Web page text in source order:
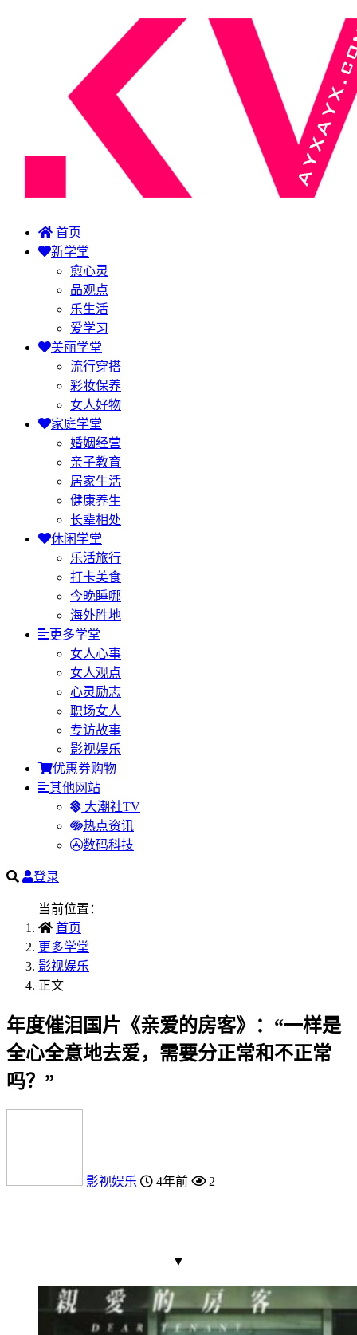
首页
新学堂
愈心灵
品观点
乐生活
爱学习
美丽学堂
流行穿搭
彩妆保养
女人好物
家庭学堂
婚姻经营
亲子教育
居家生活
健康养生
长辈相处
休闲学堂
乐活旅行
打卡美食
今晚睡哪
海外胜地
更多学堂
女人心事
女人观点
心灵励志
职场女人
专访故事
影视娱乐
优惠券购物
其他网站
大潮社TV
热点资讯
数码科技
登录
当前位置：
首页
更多学堂
影视娱乐
正文
年度催泪国片《亲爱的房客》：“一样是
全心全意地去爱，需要分正常和不正常
吗？”
影视娱乐 4年前 2
▼